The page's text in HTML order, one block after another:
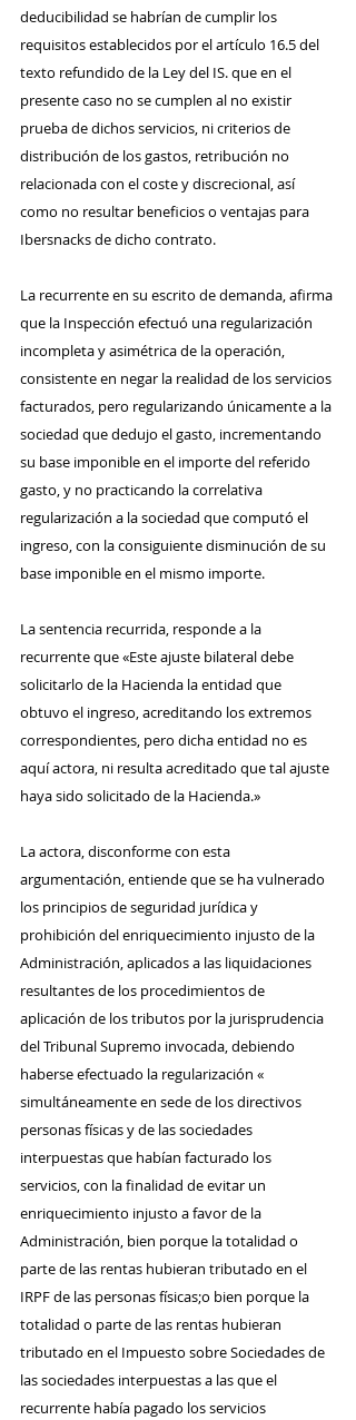
deducibilidad se habrían de cumplir los
requisitos establecidos por el artículo 16.5 del
texto refundido de la Ley del IS. que en el
presente caso no se cumplen al no existir
prueba de dichos servicios, ni criterios de
distribución de los gastos, retribución no
relacionada con el coste y discrecional, así
como no resultar beneficios o ventajas para
Ibersnacks de dicho contrato.
La recurrenteen su escrito de demanda, afirma
que la Inspección efectuó una regularización
incompleta y asimétrica de la operación,
consistente en negar la realidad de los servicios
facturados, pero regularizando únicamente a la
sociedad que dedujo el gasto, incrementando
su base imponible en el importe del referido
gasto, y no practicando la correlativa
regularización a la sociedad que computó el
ingreso, con la consiguiente disminución de su
base imponible en el mismo importe.
La sentencia recurrida, responde a la
recurrente que «Este ajuste bilateral debe
solicitarlo de la Hacienda la entidad que
obtuvo el ingreso, acreditando los extremos
correspondientes, pero dicha entidad no es
aquí actora, ni resulta acreditado que tal ajuste
haya sido solicitado de la Hacienda.»
La actora, disconforme con esta
argumentación, entiende que se ha vulnerado
los principios de seguridad jurídica y
prohibición del enriquecimiento injusto de la
Administración, aplicados a las liquidaciones
resultantes de los procedimientos de
aplicación de los tributos por la jurisprudencia
del Tribunal Supremo invocada, debiendo
haberse efectuado la regularización «
simultáneamente en sede de los directivos
personas físicas y de las sociedades
interpuestas que habían facturado los
servicios, con la finalidad de evitar un
enriquecimiento injusto a favor de la
Administración, bien porque la totalidad o
parte de las rentas hubieran tributado en el
IRPF de las personas físicas;o bien porque la
totalidad o parte de las rentas hubieran
tributado en el Impuesto sobre Sociedades de
las sociedades interpuestas a las que el
recurrente había pagado los servicios